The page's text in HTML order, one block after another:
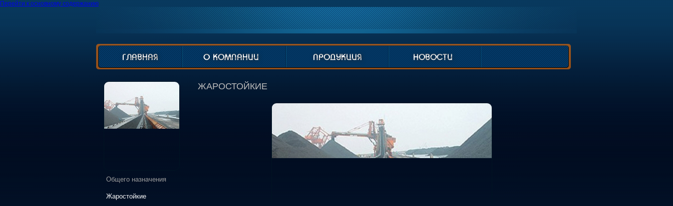
Перейти к основному содержанию
Общего назначения
Жаростойкие
ЖАРОСТОЙКИЕ